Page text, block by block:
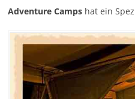
Adventure Campshat ein